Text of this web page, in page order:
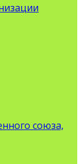
союза,